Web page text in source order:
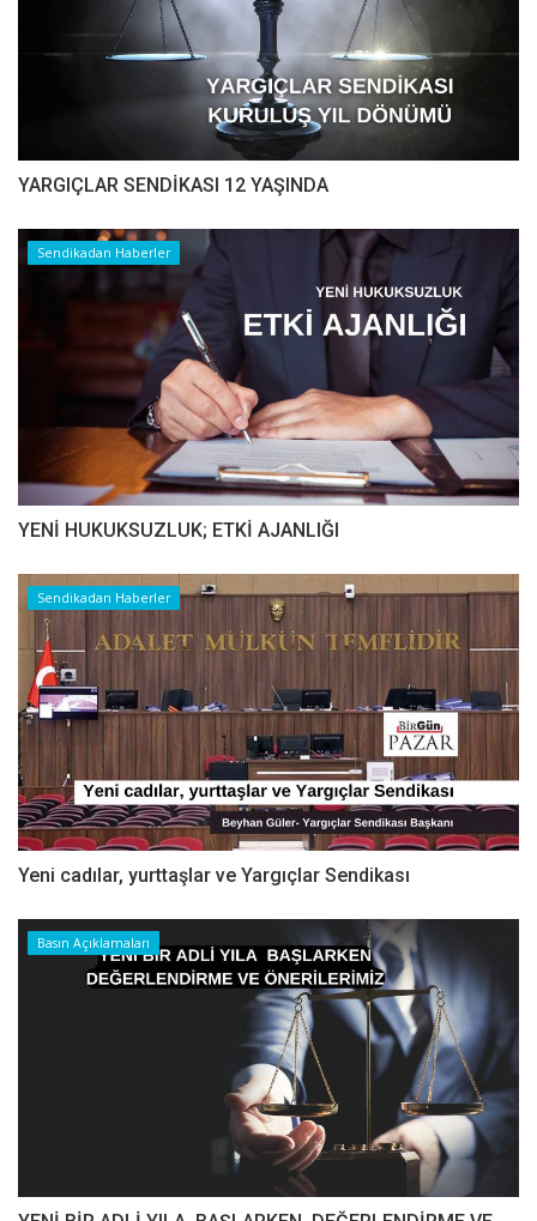
YARGIÇLAR SENDİKASI 12 YAŞINDA
Sendikadan Haberler
YENİ HUKUKSUZLUK; ETKİ AJANLIĞI
Sendikadan Haberler
Yeni cadılar, yurttaşlar ve Yargıçlar Sendikası
Basın Açıklamaları